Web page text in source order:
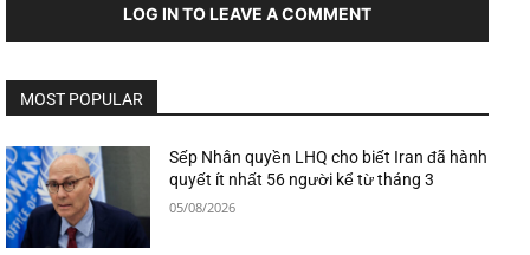
LOG IN TO LEAVE A COMMENT
MOST POPULAR
Sếp Nhân quyền LHQ cho biết Iran đã hành
quyết ít nhất 56 người kể từ tháng 3
05/08/2026